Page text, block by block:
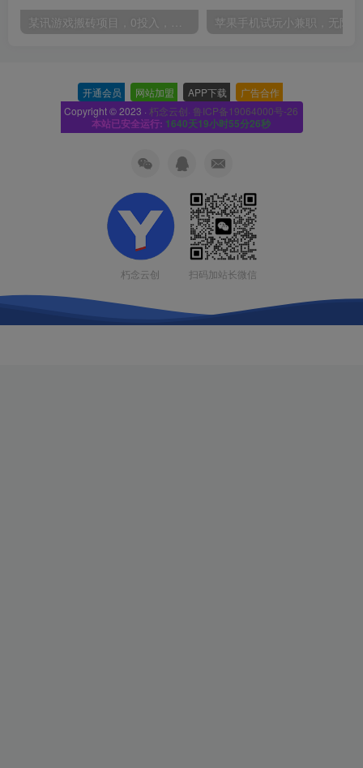
某讯游戏搬砖项目，0投入，可以挂机，轻松上手,月入3000+上不封顶
开通会员 网站加盟 APP下载 广告合作
Copyright © 2023 · 朽念云创· 鲁ICP备19064000号-26
本站已安全运行: 1640天19小时55分27秒
朽念云创 扫码加站长微信